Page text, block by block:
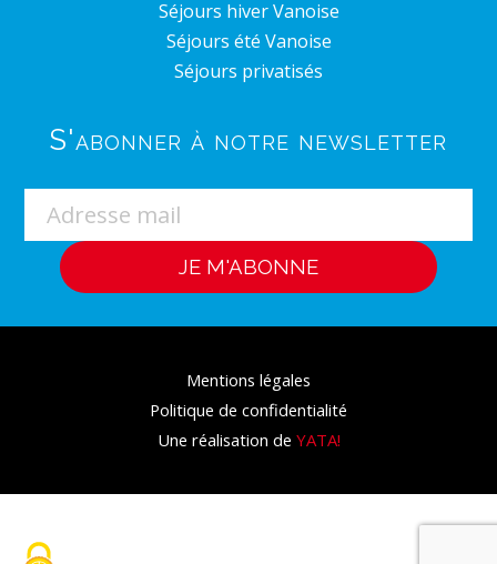
Séjours hiver Vanoise
Séjours été Vanoise
Séjours privatisés
S'abonner à notre newsletter
Mentions légales
Politique de confidentialité
Une réalisation de YATA!